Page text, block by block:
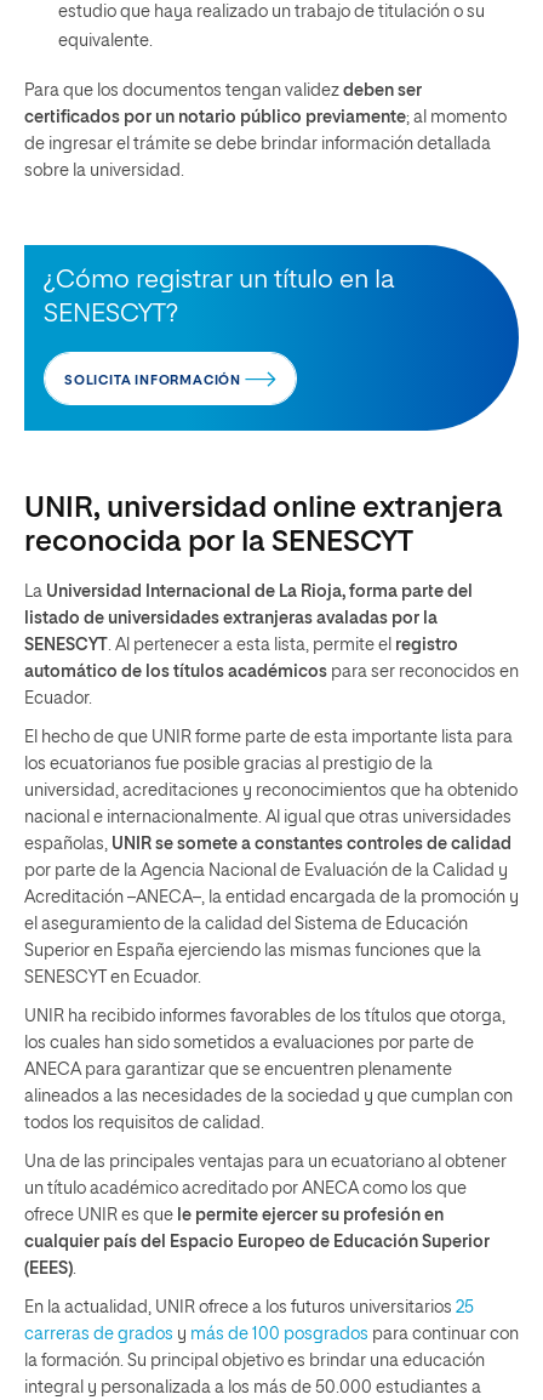
estudio que haya realizado un trabajo de titulación o su
equivalente.
Para que los documentos tengan validez deben ser
certificados por un notario público previamente; al momento
de ingresar el trámite se debe brindar información detallada
sobre la universidad.
¿Cómo registrar un título en la
SENESCYT?
SOLICITA INFORMACIÓN
UNIR, universidad online extranjera
reconocida por la SENESCYT
La Universidad Internacional de La Rioja, forma parte del
listado de universidades extranjeras avaladas por la
SENESCYT . Al pertenecer a esta lista, permite el registro
automático de los títulos académicos para ser reconocidos en
Ecuador.
El hecho de que UNIR forme parte de esta importante lista para
los ecuatorianos fue posible gracias al prestigio de la
universidad, acreditaciones y reconocimientos que ha obtenido
nacional e internacionalmente. Al igual que otras universidades
españolas, UNIR se somete a constantes controles de calidad
por parte de la Agencia Nacional de Evaluación de la Calidad y
Acreditación –ANECA–, la entidad encargada de la promoción y
el aseguramiento de la calidad del Sistema de Educación
Superior en España ejerciendo las mismas funciones que la
SENESCYT en Ecuador.
UNIR ha recibido informes favorables de los títulos que otorga,
los cuales han sido sometidos a evaluaciones por parte de
ANECA para garantizar que se encuentren plenamente
alineados a las necesidades de la sociedad y que cumplan con
todos los requisitos de calidad.
Una de las principales ventajas para un ecuatoriano al obtener
un título académico acreditado por ANECA como los que
ofrece UNIR es que le permite ejercer su profesión en
cualquier país del Espacio Europeo de Educación Superior
(EEES)
En la actualidad, UNIR ofrece a los futuros universitarios 25
carreras de grados y más de 100 posgrados para continuar con
la formación. Su principal objetivo es brindar una educación
integral y personalizada a los más de 50.000 estudiantes a